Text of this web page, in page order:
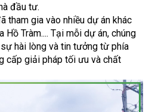
đầu tư.
tham gia vào nhiều dự án khác
Hồ Tràm.... Tại mỗi dự án, chúng
hài lòng và tin tưởng từ phía
cấp giải pháp tối ưu và chất